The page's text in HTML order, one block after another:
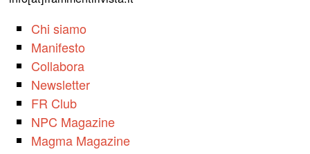
Chi siamo
Manifesto
Collabora
Newsletter
FR Club
NPC Magazine
Magma Magazine